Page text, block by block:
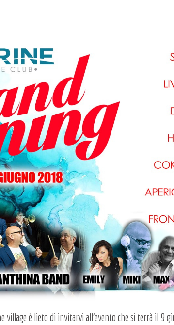
village è lieto di invitarvi all'evento che si terrà il 9